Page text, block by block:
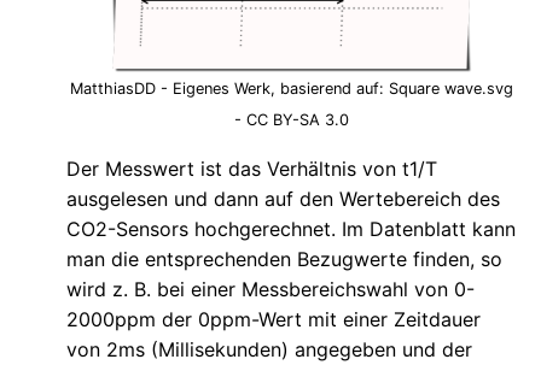
MatthiasDD - Eigenes Werk, basierend auf: Square wave.svg
- CC BY-SA 3.0
Der Messwert ist das Verhältnis von t1/T
ausgelesen und dann auf den Wertebereich des
CO2-Sensors hochgerechnet. Im Datenblatt kann
man die entsprechenden Bezugwerte finden, so
wird z. B. bei einer Messbereichswahl von 0-
2000ppm der 0ppm-Wert mit einer Zeitdauer
von 2ms (Millisekunden) angegeben und der